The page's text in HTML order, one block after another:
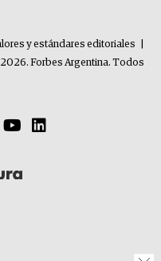
y estándares editoriales
Forbes Argentina. Todos